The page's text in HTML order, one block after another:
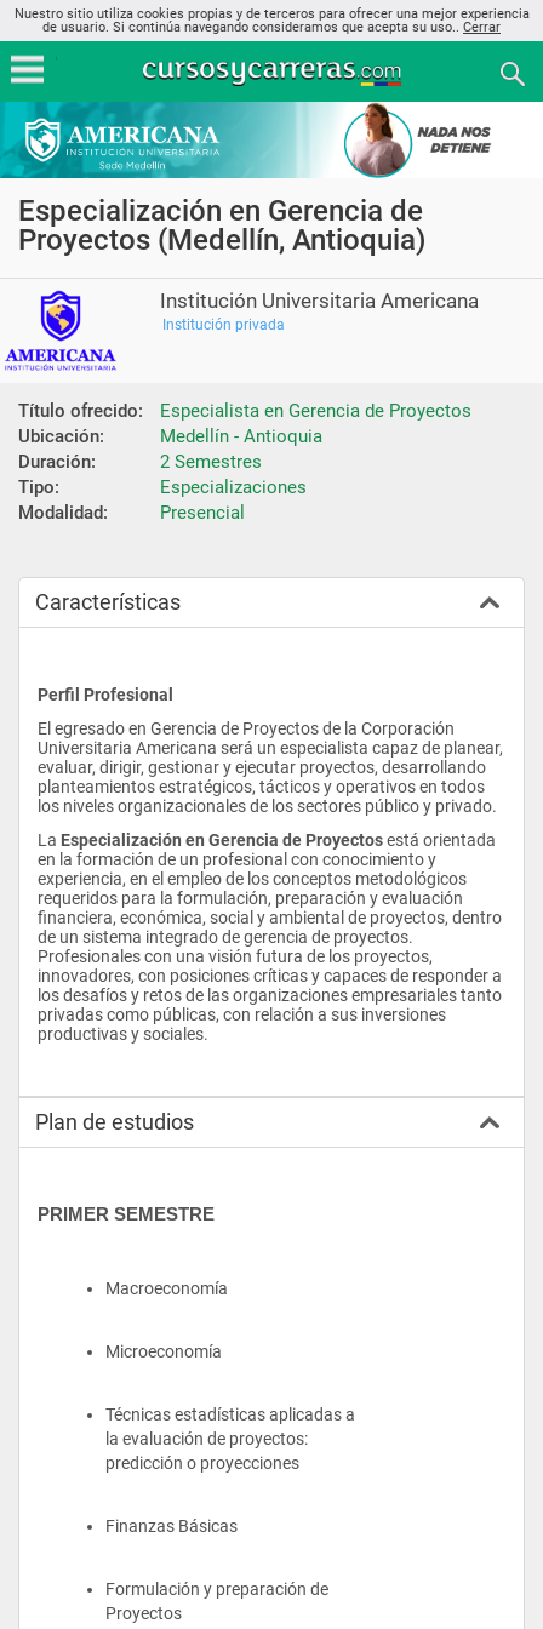
Nuestro sitio utiliza cookies propias y de terceros para ofrecer una mejor experiencia
de usuario. Si continúa navegando consideramos que acepta su uso.. Cerrar
Especialización en Gerencia de
Proyectos (Medellín, Antioquia)
Institución Universitaria Americana
Institución privada
Título ofrecido:
Especialista en Gerencia de Proyectos
Ubicación:
Medellín - Antioquia
Duración:
2 Semestres
Tipo:
Especializaciones
Modalidad:
Presencial
Características
Perfil Profesional
El egresado en Gerencia de Proyectos de la Corporación
Universitaria Americana será un especialista capaz de planear,
evaluar, dirigir, gestionar y ejecutar proyectos, desarrollando
planteamientos estratégicos, tácticos y operativos en todos
los niveles organizacionales de los sectores público y privado.
La Especialización en Gerencia de Proyectos está orientada
en la formación de un profesional con conocimiento y
experiencia, en el empleo de los conceptos metodológicos
requeridos para la formulación, preparación y evaluación
financiera, económica, social y ambiental de proyectos, dentro
de un sistema integrado de gerencia de proyectos.
Profesionales con una visión futura de los proyectos,
innovadores, con posiciones críticas y capaces de responder a
los desafíos y retos de las organizaciones empresariales tanto
privadas como públicas, con relación a sus inversiones
productivas y sociales.
Plan de estudios
PRIMER SEMESTRE
Macroeconomía
Microeconomía
Técnicas estadísticas aplicadas a
la evaluación de proyectos:
predicción o proyecciones
Finanzas Básicas
Formulación y preparación de
Proyectos